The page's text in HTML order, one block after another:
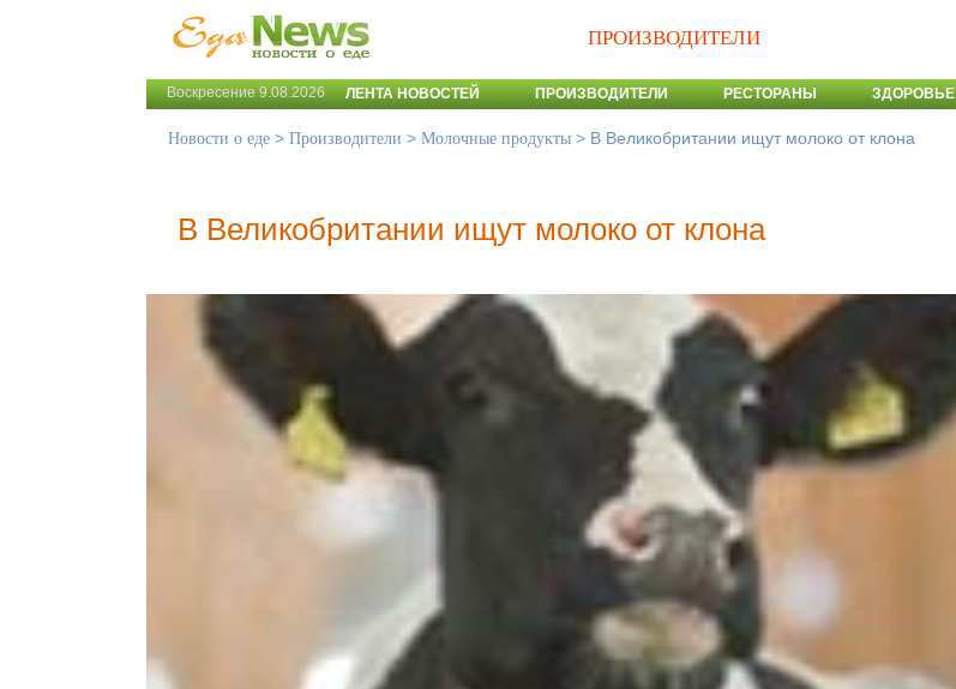
ПРОИЗВОДИТЕЛИ
Воскресение 9.08.2026 ЛЕНТА НОВОСТЕЙ ПРОИЗВОДИТЕЛИ РЕСТОРАНЫ ЗДОРОВЬЕ
Новости о еде > Производители > Молочные продукты > В Великобритании ищут молоко от клона
В Великобритании ищут молоко от клона